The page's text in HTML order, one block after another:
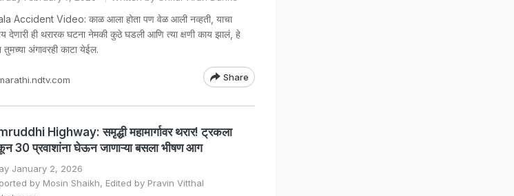
Accident Video: काळ आला होता पण वेळ आली नव्हती, याचा
देणारी ही थरारक घटना नेमकी कुठे घडली आणि त्या क्षणी काय झालं, हे
तुमच्या अंगावरही काटा येईल.
Share
Highway: समृद्धी महामार्गावर थरार! ट्रकला
30 प्रवाशांना घेऊन जाणाऱ्या बसला भीषण आग
January 2, 2026
by Mosin Shaikh, Edited by Pravin Vitthal